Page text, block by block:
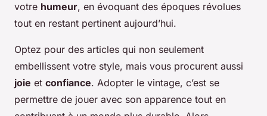
votre humeur, en évoquant des époques révolues
tout en restant pertinent aujourd’hui.
Optez pour des articles qui non seulement
embellissent votre style, mais vous procurent aussi
joie et confiance. Adopter le vintage, c’est se
permettre de jouer avec son apparence tout en